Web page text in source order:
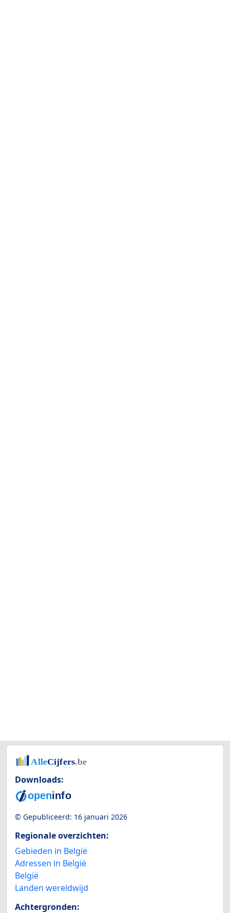
Downloads:
© Gepubliceerd: 16 januari 2026
Regionale overzichten:
Gebieden in België
Adressen in België
België
Landen wereldwijd
Achtergronden: